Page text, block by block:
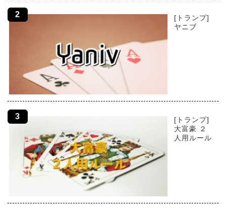
[トランプ]
ヤニブ
[トランプ]
大富豪 ２
人用ルール